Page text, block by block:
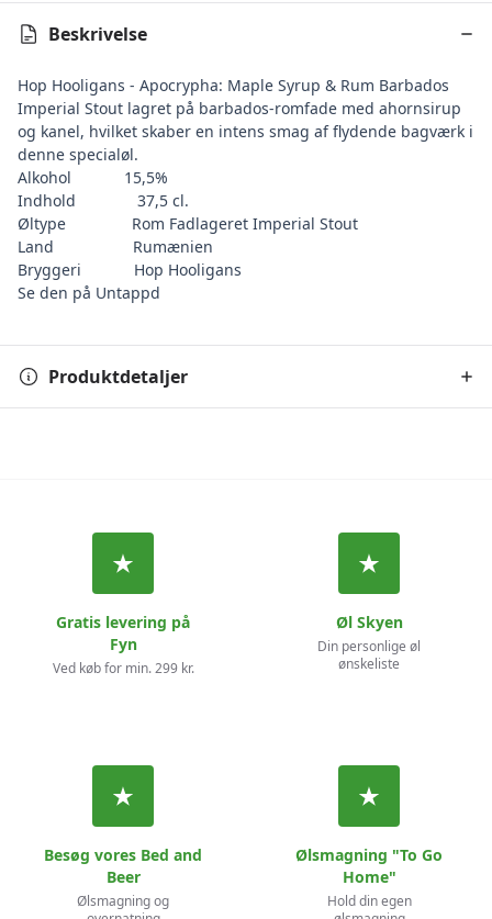
Beskrivelse
Hop Hooligans - Apocrypha: Maple Syrup & Rum Barbados
Imperial Stout lagret på barbados-romfade med ahornsirup
og kanel, hvilket skaber en intens smag af flydende bagværk i
denne specialøl.
Alkohol
15,5%
Indhold
37,5 cl.
Øltype
Rom Fadlageret Imperial Stout
Land
Rumænien
Bryggeri
Hop Hooligans
Se den på Untappd
Produktdetaljer
Gratis levering på
Fyn
Ved køb for min. 299 kr.
Øl Skyen
Din personlige øl
ønskeliste
Besøg vores Bed and
Beer
Ølsmagning og
Ølsmagning "To Go
Home"
Hold din egen